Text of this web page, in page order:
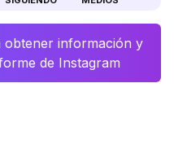
información y
de Instagram